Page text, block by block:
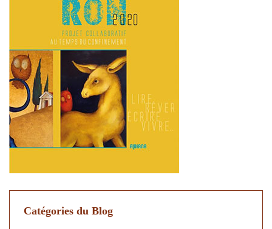
Catégories du Blog